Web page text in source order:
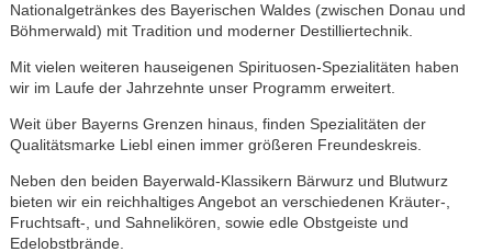
Nationalgetränkes des Bayerischen Waldes (zwischen Donau und
Böhmerwald) mit Tradition und moderner Destilliertechnik.
Mit vielen weiteren hauseigenen Spirituosen-Spezialitäten haben
wir im Laufe der Jahrzehnte unser Programm erweitert.
Weit über Bayerns Grenzen hinaus, finden Spezialitäten der
Qualitätsmarke Liebl einen immer größeren Freundeskreis.
Neben den beiden Bayerwald-Klassikern Bärwurz und Blutwurz
bieten wir ein reichhaltiges Angebot an verschiedenen Kräuter-,
Fruchtsaft-, und Sahnelikören, sowie edle Obstgeiste und
Edelobstbrände.